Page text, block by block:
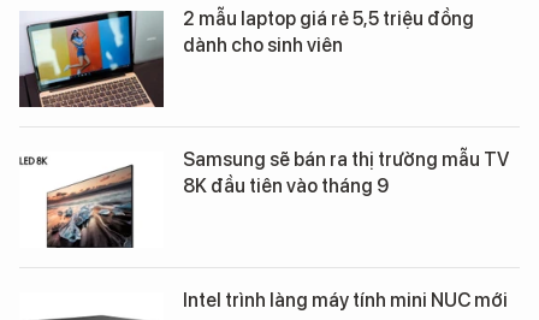
2 mẫu laptop giá rẻ 5,5 triệu đồng
dành cho sinh viên
Samsung sẽ bán ra thị trường mẫu TV
8K đầu tiên vào tháng 9
Intel trình làng máy tính mini NUC mới